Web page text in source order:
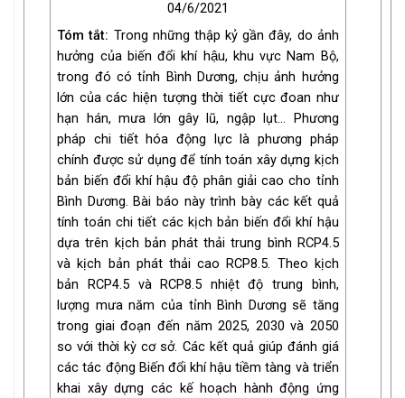
04/6/2021
Tóm tắt: Trong những thập kỷ gần đây, do ảnh
hưởng của biến đổi khí hậu, khu vực Nam Bộ,
trong đó có tỉnh Bình Dương, chịu ảnh hưởng
lớn của các hiện tượng thời tiết cực đoan như
hạn hán, mưa lớn gây lũ, ngập lụt… Phương
pháp chi tiết hóa động lực là phương pháp
chính được sử dụng để tính toán xây dựng kịch
bản biến đổi khí hậu độ phân giải cao cho tỉnh
Bình Dương. Bài báo này trình bày các kết quả
tính toán chi tiết các kịch bản biến đổi khí hậu
dựa trên kịch bản phát thải trung bình RCP4.5
và kịch bản phát thải cao RCP8.5. Theo kịch
bản RCP4.5 và RCP8.5 nhiệt độ trung bình,
lượng mưa năm của tỉnh Bình Dương sẽ tăng
trong giai đoạn đến năm 2025, 2030 và 2050
so với thời kỳ cơ sở. Các kết quả giúp đánh giá
các tác động Biến đổi khí hậu tiềm tàng và triển
khai xây dựng các kế hoạch hành động ứng